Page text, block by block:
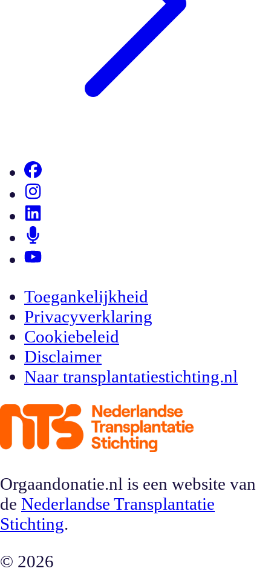
Toegankelijkheid
Privacyverklaring
Cookiebeleid
Disclaimer
Naar transplantatiestichting.nl
Orgaandonatie.nl is een website van
de Nederlandse Transplantatie
Stichting.
© 2026